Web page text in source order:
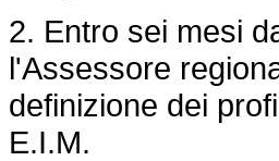
2. Entro sei mesi
l'Assessore
definizione dei
E.I.M.